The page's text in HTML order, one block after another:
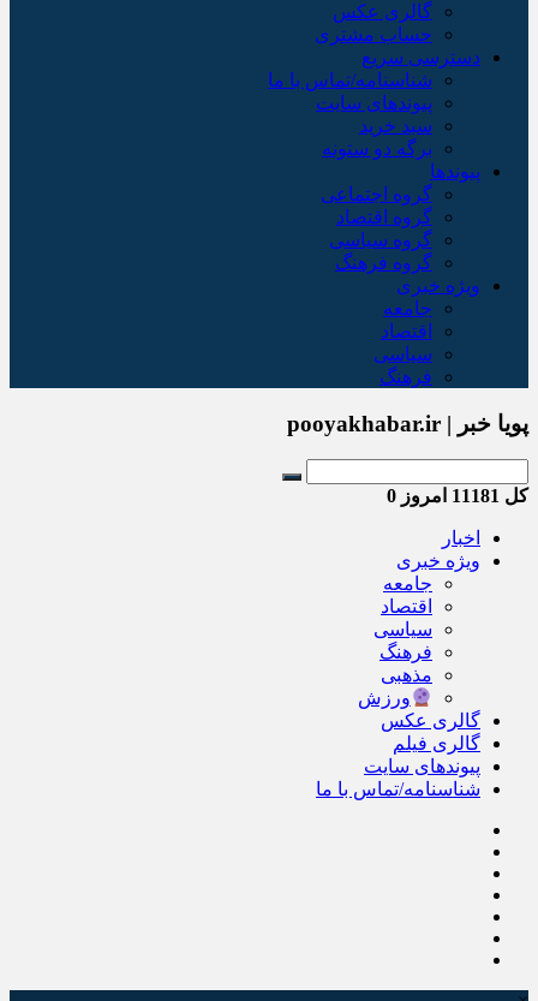
گالری عکس
حساب مشتری
دسترسی سریع
شناسنامه/تماس با ما
پیوندهای سایت
سبد خريد
برگه دو ستونه
پیوندها
گروه اجتماعی
گروه اقتصاد
گروه سیاسی
گروه فرهنگ
ویژه خبری
جامعه
اقتصاد
سیاسی
فرهنگ
پویا خبر | pooyakhabar.ir
کل امروز 0
اخبار
ویژه خبری
جامعه
اقتصاد
سیاسی
فرهنگ
مذهبی
ورزش
گالری عکس
گالری فیلم
پیوندهای سایت
شناسنامه/تماس با ما